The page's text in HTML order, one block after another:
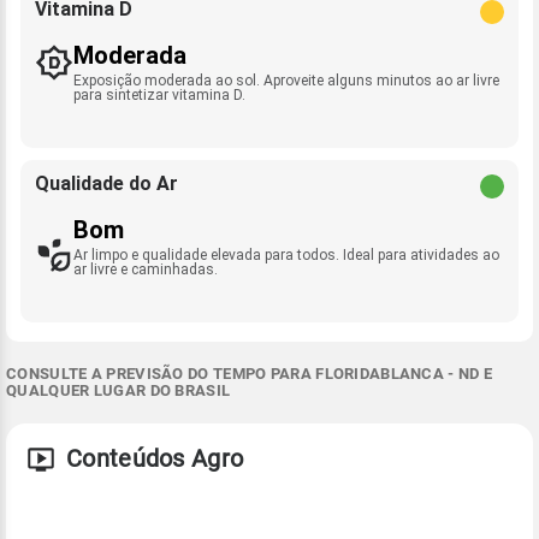
Vitamina D
Moderada
Exposição moderada ao sol. Aproveite alguns minutos ao ar livre
para sintetizar vitamina D.
Qualidade do Ar
Bom
Ar limpo e qualidade elevada para todos. Ideal para atividades ao
ar livre e caminhadas.
CONSULTE A PREVISÃO DO TEMPO PARA FLORIDABLANCA - ND E
QUALQUER LUGAR DO BRASIL
Conteúdos Agro